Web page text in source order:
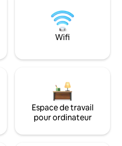
Wifi
Espace de travail
pour ordinateur